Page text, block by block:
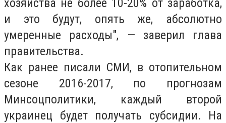
хозяйства не более 10-20% от заработка,
и это будут, опять же, абсолютно
умеренные расходы", — заверил глава
правительства.
Как ранее писали СМИ, в отопительном
сезоне 2016-2017, по прогнозам
Минсоцполитики, каждый второй
украинец будет получать субсидии. На